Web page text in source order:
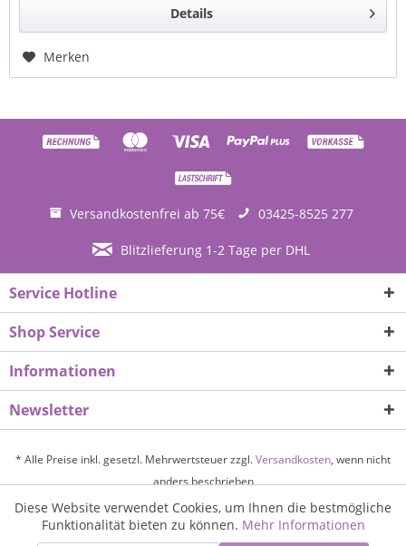
Details
Merken
Versandkostenfrei ab 75€ 03425-8525 277
Blitzlieferung 1-2 Tage per DHL
Service Hotline
Shop Service
Informationen
Newsletter
* Alle Preise inkl. gesetzl. Mehrwertsteuer zzgl.Versandkosten, wenn nicht
anders beschrieben
doTERRA Wellness-Botschafter werden
Vorteilskunde werden
Funktionale Aktiv
Diese Website verwendet Cookies, um Ihnen die bestmögliche
Funktionalität bieten zu können. Mehr Informationen